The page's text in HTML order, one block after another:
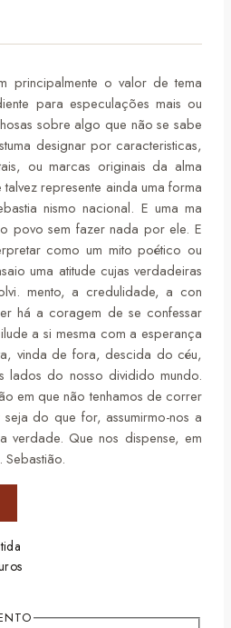
principalmente o valor de tema
para especulações mais ou
sobre algo que não se sabe
designar por caracteristicas,
ou marcas originais da alma
represente ainda uma forma
nismo nacional. E uma ma
povo sem fazer nada por ele. E
como um mito poético ou
uma atitude cujas verdadeiras
mento, a credulidade, a con
há a coragem de se confessar
a si mesma com a esperança
vinda de fora, descida do céu,
do nosso dividido mundo.
em que não tenhamos de correr
do que for, assumirmo-nos a
verdade. Que nos dispense, em
Sebastião.